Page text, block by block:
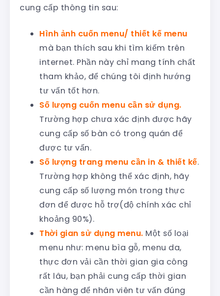
cung cấp thông tin sau:
Hình ảnh cuốn menu/ thiết kế menu
mà bạn thích sau khi tìm kiếm trên
internet. Phần này chỉ mang tính chất
tham khảo, để chúng tôi định hướng
tư vấn tốt hơn.
Số lượng cuốn menu cần sử dụng.
Trường hợp chưa xác định được hãy
cung cấp số bàn có trong quán để
được tư vấn.
Số lượng trang menu cần in & thiết kế.
Trường hợp không thể xác định, hãy
cung cấp số lượng món trong thực
đơn để được hỗ trợ(độ chính xác chỉ
khoảng 90%).
Thời gian sử dụng menu. Một số loại
menu như: menu bìa gỗ, menu da,
thực đơn vải cần thời gian gia công
rất lâu, bạn phải cung cấp thời gian
cần hàng để nhân viên tư vấn đúng